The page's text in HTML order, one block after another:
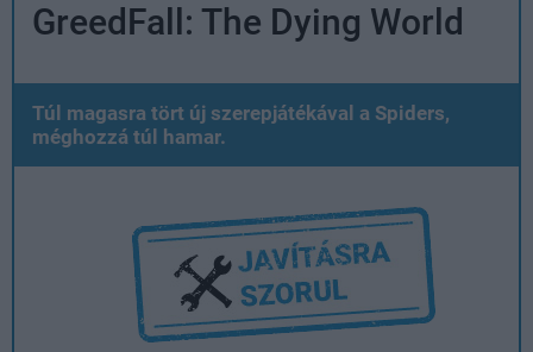
GreedFall: The Dying World
Túl magasra tört új szerepjátékával a Spiders,
méghozzá túl hamar.